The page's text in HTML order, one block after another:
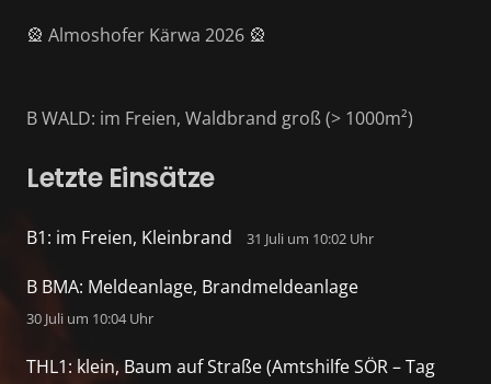
🎡 Almoshofer Kärwa 2026 🎡
B WALD: im Freien, Waldbrand groß (> 1000m²)
Letzte Einsätze
B1: im Freien, Kleinbrand 31 Juli um 10:02 Uhr
B BMA: Meldeanlage, Brandmeldeanlage
30 Juli um 10:04 Uhr
THL1: klein, Baum auf Straße (Amtshilfe SÖR – Tag